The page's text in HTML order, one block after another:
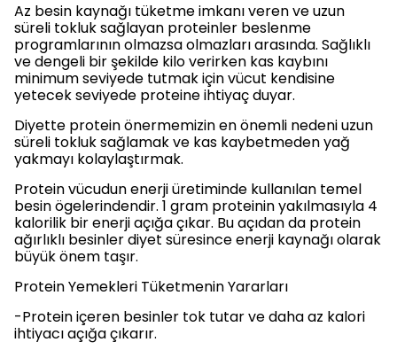
Az besin kaynağı tüketme imkanı veren ve uzun
süreli tokluk sağlayan proteinler beslenme
programlarının olmazsa olmazları arasında. Sağlıklı
ve dengeli bir şekilde kilo verirken kas kaybını
minimum seviyede tutmak için vücut kendisine
yetecek seviyede proteine ihtiyaç duyar.
Diyette protein önermemizin en önemli nedeni uzun
süreli tokluk sağlamak ve kas kaybetmeden yağ
yakmayı kolaylaştırmak.
Protein vücudun enerji üretiminde kullanılan temel
besin ögelerindendir. 1 gram proteinin yakılmasıyla 4
kalorilik bir enerji açığa çıkar. Bu açıdan da protein
ağırlıklı besinler diyet süresince enerji kaynağı olarak
büyük önem taşır.
Protein Yemekleri Tüketmenin Yararları
-Protein içeren besinler tok tutar ve daha az kalori
ihtiyacı açığa çıkarır.